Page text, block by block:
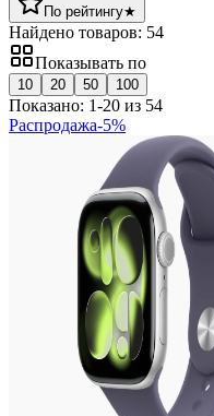
По рейтингу★
Найдено товаров: 54
Показывать по
10 20 50 100
Показано: 1-20 из 54
Распродажа-5%